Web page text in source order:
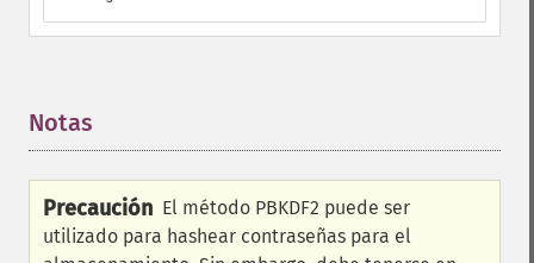
Notas
Precaución El método PBKDF2 puede ser
utilizado para hashear contraseñas para el